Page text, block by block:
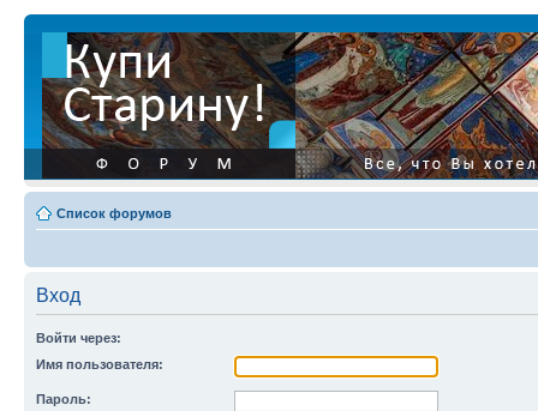
Список форумов
Вход
Войти через:
Имя пользователя:
Пароль: